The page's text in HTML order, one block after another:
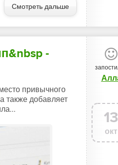
Смотреть дальше
-
привычного
также добавляет
13
окт